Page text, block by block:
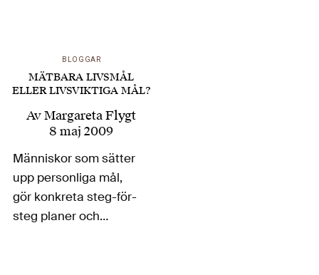
BLOGGAR
MÄTBARA LIVSMÅL
ELLER LIVSVIKTIGA MÅL?
AvMargareta Flygt
8 maj 2009
Människor som sätter
upp personliga mål,
gör konkreta steg-för-
steg planer och